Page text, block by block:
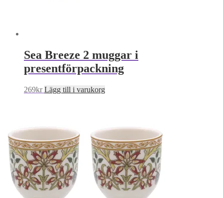
Sea Breeze 2 muggar i
presentförpackning
269kr Lägg till i varukorg